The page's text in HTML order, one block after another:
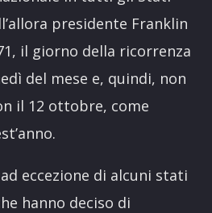
presidente Franklin
il giorno della ricorrenza
del mese e, quindi, non
il 12 ottobre, come
eccezione di alcuni stati
hanno deciso di